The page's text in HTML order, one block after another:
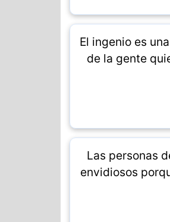
El ingenio es
de la gente
Las personas
envidiosos